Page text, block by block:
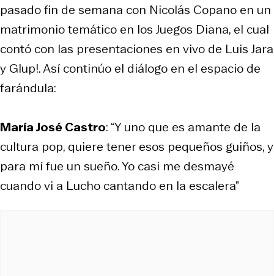
pasado fin de semana con Nicolás Copano en un
matrimonio temático en los Juegos Diana, el cual
contó con las presentaciones en vivo de Luis Jara
y Glup!. Así continúo el diálogo en el espacio de
farándula:
María José Castro: “Y uno que es amante de la
cultura pop, quiere tener esos pequeños guiños, y
para mí fue un sueño. Yo casi me desmayé
cuando vi a Lucho cantando en la escalera”